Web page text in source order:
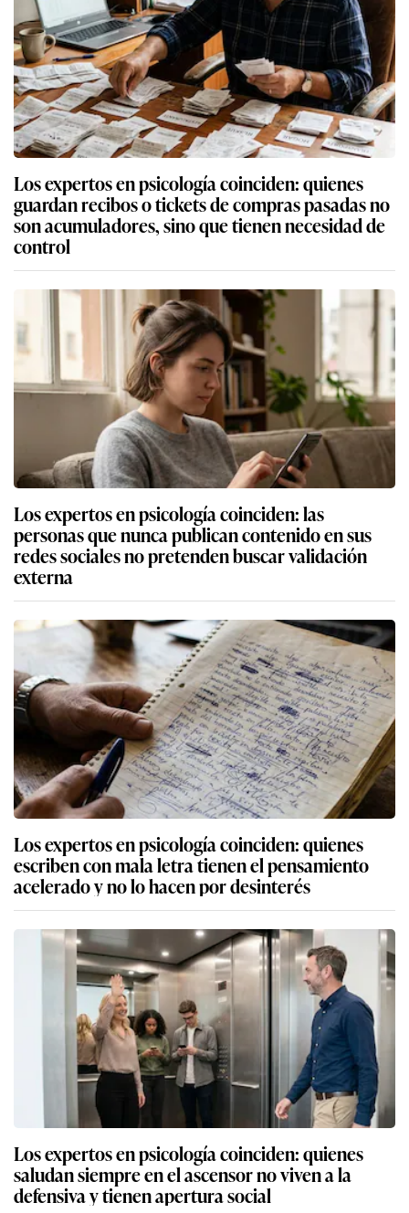
Los expertos en psicología coinciden: quienes
guardan recibos o tickets de compras pasadas no
son acumuladores, sino que tienen necesidad de
control
Los expertos en psicología coinciden: las
personas que nunca publican contenido en sus
redes sociales no pretenden buscar validación
externa
Los expertos en psicología coinciden: quienes
escriben con mala letra tienen el pensamiento
acelerado y no lo hacen por desinterés
Los expertos en psicología coinciden: quienes
saludan siempre en el ascensor no viven a la
defensiva y tienen apertura social